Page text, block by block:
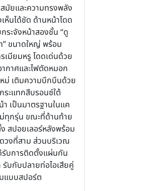
มัยและความทรงพลัง
ห็นได้ชัด ด้านหน้าโดด
ระจังหน้าสองชั้น “ดู
ขนาดใหญ่ พร้อม
เมียมหรู โดดเด่นด้วย
กาศและไฟตัดหมอก
ม่ เติมความบึกบึนด้วย
ะแทกสีบรอนซ์ใต้
เป็นมาตรฐานในแค
ทุกรุ่น ขณะที่ด้านท้าย
สปอยเลอร์หลังพร้อม
วงที่สาม ส่วนบริเวณ
รับการติดตั้งแผ่นกัน
รับกับปลายท่อไอเสียคู่
แบบสปอร์ต